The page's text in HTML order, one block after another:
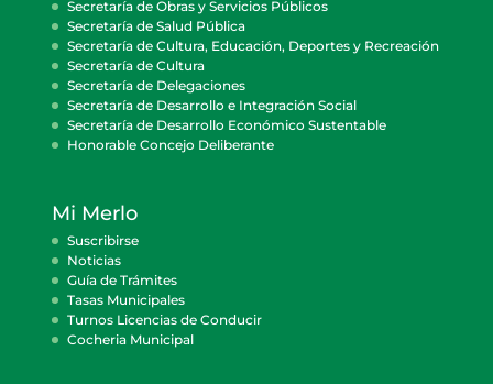
Secretaría de Obras y Servicios Públicos
Secretaría de Salud Pública
Secretaría de Cultura, Educación, Deportes y Recreación
Secretaría de Cultura
Secretaría de Delegaciones
Secretaría de Desarrollo e Integración Social
Secretaría de Desarrollo Económico Sustentable
Honorable Concejo Deliberante
Mi Merlo
Suscribirse
Noticias
Guía de Trámites
Tasas Municipales
Turnos Licencias de Conducir
Cocheria Municipal